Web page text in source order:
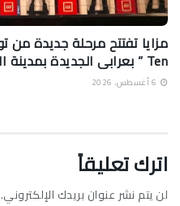
Ten ” بعرابى الجديدة بمدينة العبور
اترك تعليقاً
لن يتم نشر عنوان بريدك الإلكتروني.